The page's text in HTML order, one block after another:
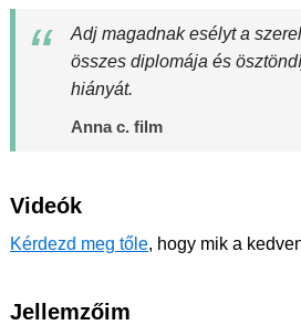
Adj magadnak esélyt a
összes diplomája és
hiányát.
Anna c. film
Videók
Kérdezd meg tőle, hogy mik a
Jellemzőim